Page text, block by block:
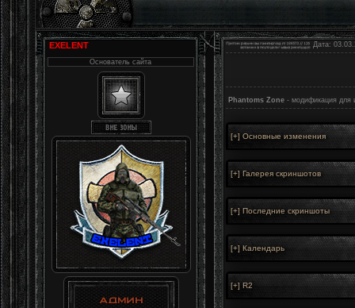
EXELENT
Основатель сайта
Дата:
Phantoms Zone - модификация для